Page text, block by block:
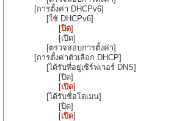
[การตั้งค่า DHCPv6]
[ใช้ DHCPv6]
[ปิด]
[เปิด]
[ตรวจสอบการตั้งค่า]
[การตั้งค่าตัวเลือก DHCP]
[ได้รับที่อยู่เซิร์ฟเวอร์ DNS]
[ปิด]
[เปิด]
[ได้รับชื่อโดเมน]
[ปิด]
[เปิด]